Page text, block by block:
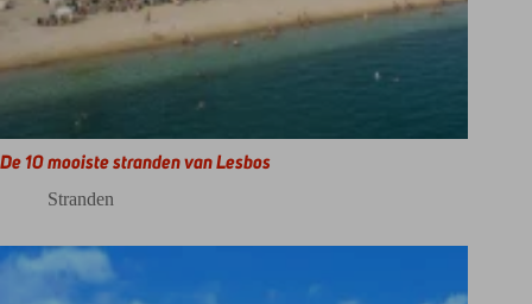
De 10 mooiste stranden van Lesbos
Stranden